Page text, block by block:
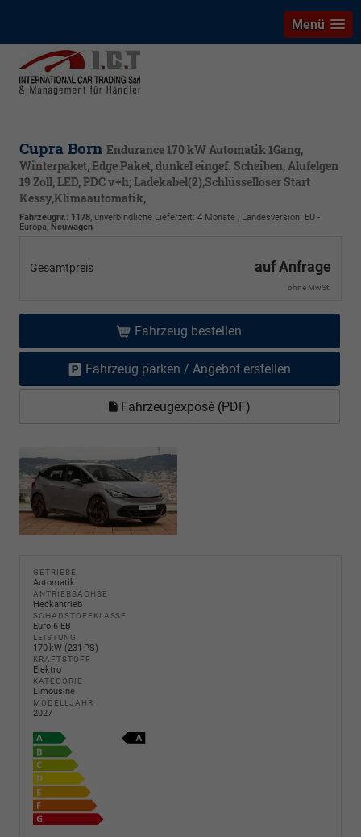
Menü
Cupra Born Endurance 170 kW Automatik 1Gang,
Winterpaket, Edge Paket, dunkel eingef. Scheiben, Alufelgen
19 Zoll, LED, PDC v+h; Ladekabel(2),Schlüsselloser Start
Kessy,Klimaautomatik,
Fahrzeugnr.: 1178, unverbindliche Lieferzeit: 4 Monate , Landesversion: EU -
Europa, Neuwagen
Gesamtpreis auf Anfrage
ohne MwSt.
Fahrzeug bestellen
Fahrzeug parken / Angebot erstellen
Fahrzeugexposé (PDF)
GETRIEBE
Automatik
ANTRIEBSACHSE
Heckantrieb
SCHADSTOFFKLASSE
Euro 6 EB
LEISTUNG
170 kW (231 PS)
KRAFTSTOFF
Elektro
KATEGORIE
Limousine
MODELLJAHR
2027